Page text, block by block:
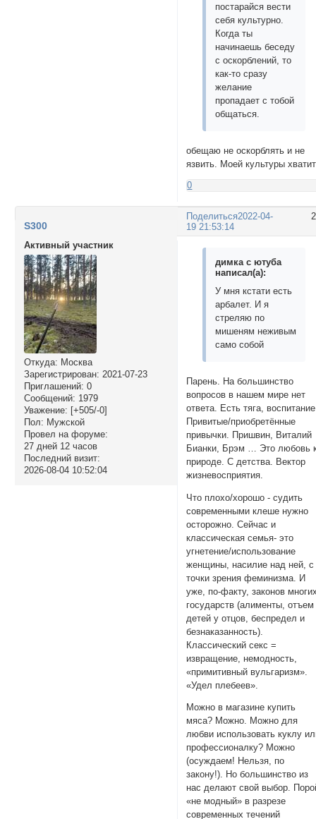
постарайся вести
себя культурно.
Когда ты
начинаешь беседу
с оскорблений, то
как-то сразу
желание
пропадает с тобой
общаться.
обещаю не оскорблять и не
язвить. Моей культуры
0
Поделиться2022-04-
19 21:53:14
S300
Активный участник
Откуда: Москва
Зарегистрирован: 2021-07-23
Приглашений: 0
Сообщений: 1979
Уважение: [+505/-0]
Пол: Мужской
Провел на форуме:
27 дней 12 часов
Последний визит:
2026-08-04 10:52:04
димка с ютуба
написал(а):
У мня кстати есть
арбалет. И я
стреляю по
мишеням неживым
само собой
Парень. На большинство
вопросов в нашем мире нет
ответа. Есть тяга,
Привитые/приобретённые
привычки. Пришвин, Виталий
Бианки, Брэм … Это любовь
природе. С детства. Вектор
жизневосприятия.
Что плохо/хорошо - судить
современными клеше нужно
осторожно. Сейчас и
классическая семья- это
угнетение/использование
женщины, насилие над ней, с
точки зрения феминизма. И
уже, по-факту, законов
государств (алименты, отъем
детей у отцов, беспредел и
безнаказанность).
Классический секс =
извращение, немодность,
«примитивный вульгаризм».
«Удел плебеев».
Можно в магазине купить
мяса? Можно. Можно для
любви использовать куклу
профессионалку? Можно
(осуждаем! Нельзя, по
закону!). Но большинство из
нас делают свой выбор.
«не модный» в разрезе
современных течений